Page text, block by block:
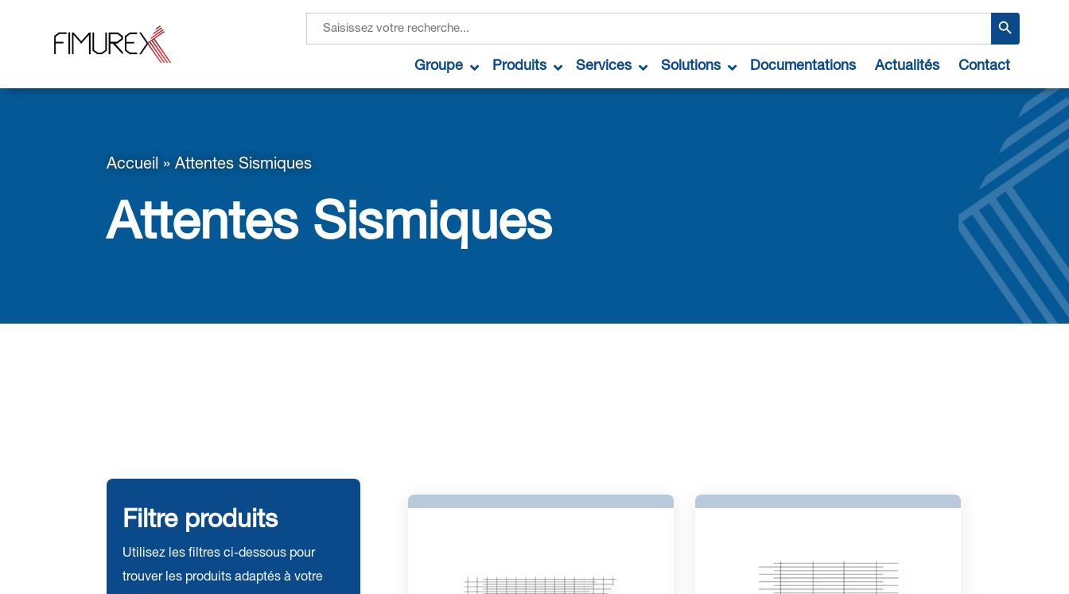
for:
Search Button
Groupe Produits Services Solutions Documentations Actualités Contact
Accueil »Attentes Sismiques
Attentes Sismiques
Filtre produits
Utilisez les filtres ci-dessous pour
trouver les produits adaptés à votre